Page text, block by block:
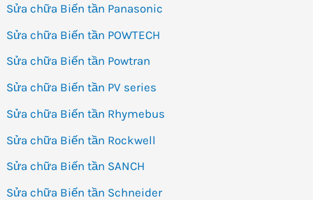
Sửa chữa Biến tần Panasonic
Sửa chữa Biến tần POWTECH
Sửa chữa Biến tần Powtran
Sửa chữa Biến tần PV series
Sửa chữa Biến tần Rhymebus
Sửa chữa Biến tần Rockwell
Sửa chữa Biến tần SANCH
Sửa chữa Biến tần Schneider